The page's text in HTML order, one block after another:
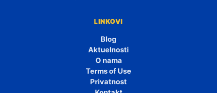
LINKOVI
Blog
Aktuelnosti
O nama
Terms of Use
Privatnost